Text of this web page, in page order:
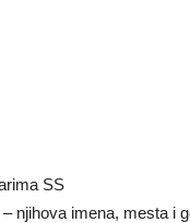
SS
njihova imena, mesta i